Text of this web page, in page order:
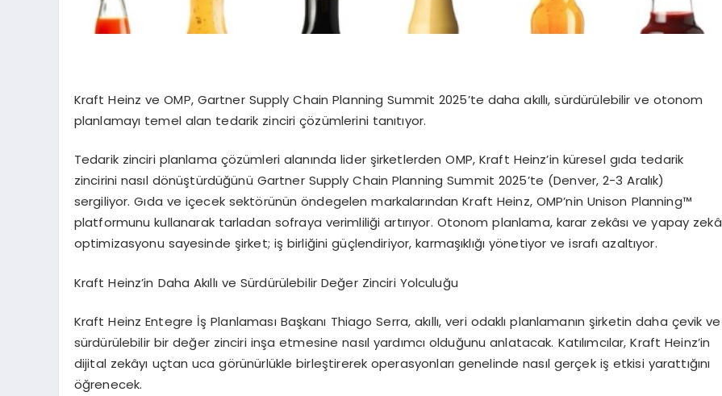
Kraft Heinz ve OMP, Gartner Supply Chain Planning Summit 2025’te daha akıllı, sürdürülebilir ve otonom
planlamayı temel alan tedarik zinciri çözümlerini tanıtıyor.
Tedarik zinciri planlama çözümleri alanında lider şirketlerden OMP, Kraft Heinz’in küresel gıda tedarik
zincirini nasıl dönüştürdüğünü Gartner Supply Chain Planning Summit 2025’te (Denver, 2-3 Aralık)
sergiliyor. Gıda ve içecek sektörünün öndegelen markalarından Kraft Heinz, OMP’nin Unison Planning™
platformunu kullanarak tarladan sofraya verimliliği artırıyor. Otonom planlama, karar zekâsı ve yapay zekâ
optimizasyonu sayesinde şirket; iş birliğini güçlendiriyor, karmaşıklığı yönetiyor ve israfı azaltıyor.
Kraft Heinz’in Daha Akıllı ve Sürdürülebilir Değer Zinciri Yolculuğu
Kraft Heinz Entegre İş Planlaması Başkanı Thiago Serra, akıllı, veri odaklı planlamanın şirketin daha çevik ve
sürdürülebilir bir değer zinciri inşa etmesine nasıl yardımcı olduğunu anlatacak. Katılımcılar, Kraft Heinz’in
dijital zekâyı uçtan uca görünürlükle birleştirerek operasyonları genelinde nasıl gerçek iş etkisi yarattığını
öğrenecek.